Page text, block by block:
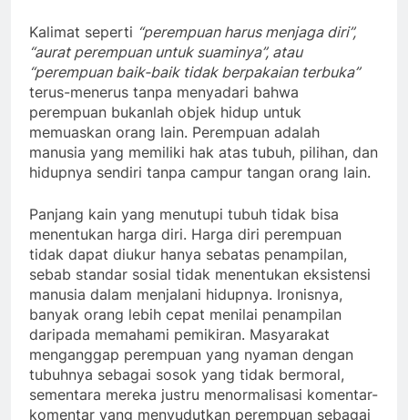
Kalimat seperti “perempuan harus menjaga diri”,
“aurat perempuan untuk suaminya”, atau
“perempuan baik-baik tidak berpakaian terbuka”
terus-menerus tanpa menyadari bahwa
perempuan bukanlah objek hidup untuk
memuaskan orang lain. Perempuan adalah
manusia yang memiliki hak atas tubuh, pilihan, dan
hidupnya sendiri tanpa campur tangan orang lain.
Panjang kain yang menutupi tubuh tidak bisa
menentukan harga diri. Harga diri perempuan
tidak dapat diukur hanya sebatas penampilan,
sebab standar sosial tidak menentukan eksistensi
manusia dalam menjalani hidupnya. Ironisnya,
banyak orang lebih cepat menilai penampilan
daripada memahami pemikiran. Masyarakat
menganggap perempuan yang nyaman dengan
tubuhnya sebagai sosok yang tidak bermoral,
sementara mereka justru menormalisasi komentar-
komentar yang menyudutkan perempuan sebagai